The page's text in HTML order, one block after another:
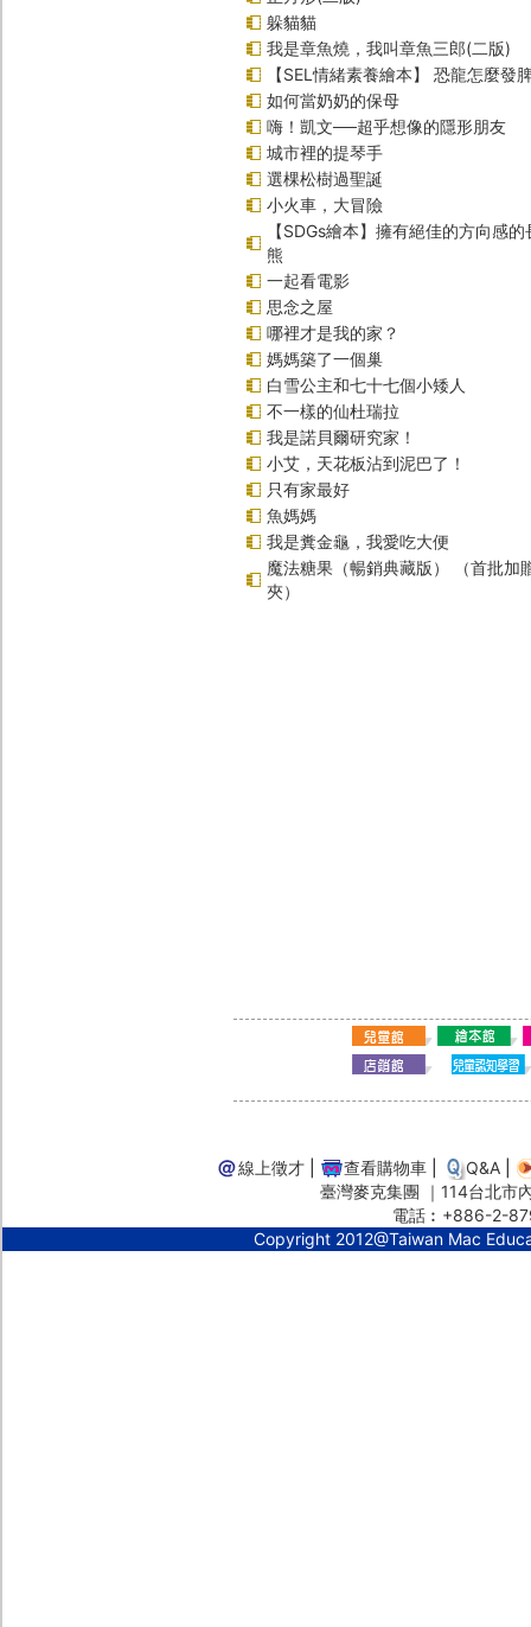
躲貓貓
我是章魚燒，我叫章魚三郎(二版)
【SEL情緒素養繪本】 恐龍怎麼發
如何當奶奶的保母
嗨！凱文──超乎想像的隱形朋友
城市裡的提琴手
選棵松樹過聖誕
小火車，大冒險
【SDGs繪本】擁有絕佳的方向感
熊
一起看電影
思念之屋
哪裡才是我的家？
媽媽築了一個巢
白雪公主和七十七個小矮人
不一樣的仙杜瑞拉
我是諾貝爾研究家！
小艾，天花板沾到泥巴了！
只有家最好
魚媽媽
我是糞金龜，我愛吃大便
魔法糖果（暢銷典藏版） （首批加
夾）
線上徵才 查看購物車 Q&A
臺灣麥克集團 ｜114台北
電話︰+886-2-
Copyright 2012@Taiwan Mac